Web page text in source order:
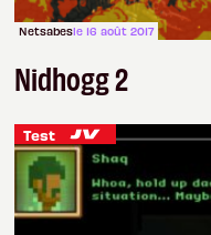
Netsabesle 16 août 2017
Nidhogg 2
Test